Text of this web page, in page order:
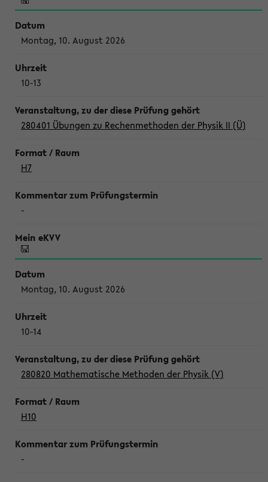
Montag, 10. August 2026
10-13
280401 Übungen zu Rechenmethoden der Physik II (Ü)
H7
-
Montag, 10. August 2026
10-14
280820 Mathematische Methoden der Physik (V)
H10
-